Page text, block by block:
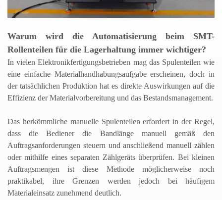
Warum wird die Automatisierung beim SMT-
Rollenteilen für die Lagerhaltung immer wichtiger?
In vielen Elektronikfertigungsbetrieben mag das Spulenteilen wie
eine einfache Materialhandhabungsaufgabe erscheinen, doch in
der tatsächlichen Produktion hat es direkte Auswirkungen auf die
Effizienz der Materialvorbereitung und das Bestandsmanagement.
Das herkömmliche manuelle Spulenteilen erfordert in der Regel,
dass die Bediener die Bandlänge manuell gemäß den
Auftragsanforderungen steuern und anschließend manuell zählen
oder mithilfe eines separaten Zählgeräts überprüfen. Bei kleinen
Auftragsmengen ist diese Methode möglicherweise noch
praktikabel, ihre Grenzen werden jedoch bei häufigem
Materialeinsatz zunehmend deutlich.